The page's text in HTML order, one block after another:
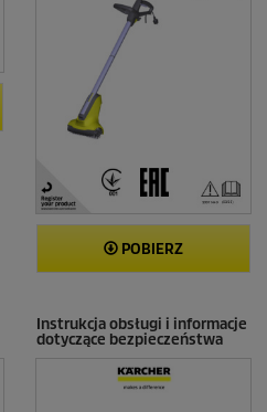
POBIERZ
Instrukcja obsługi i informacje
dotyczące bezpieczeństwa